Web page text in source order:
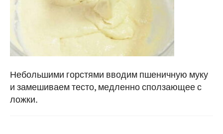
Небольшими горстями вводим пшеничную муку
и замешиваем тесто, медленно сползающее с
ложки.